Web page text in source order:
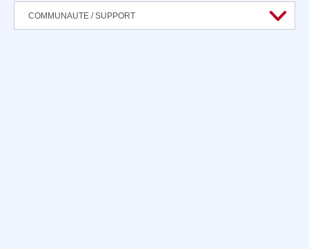
COMMUNAUTE / SUPPORT